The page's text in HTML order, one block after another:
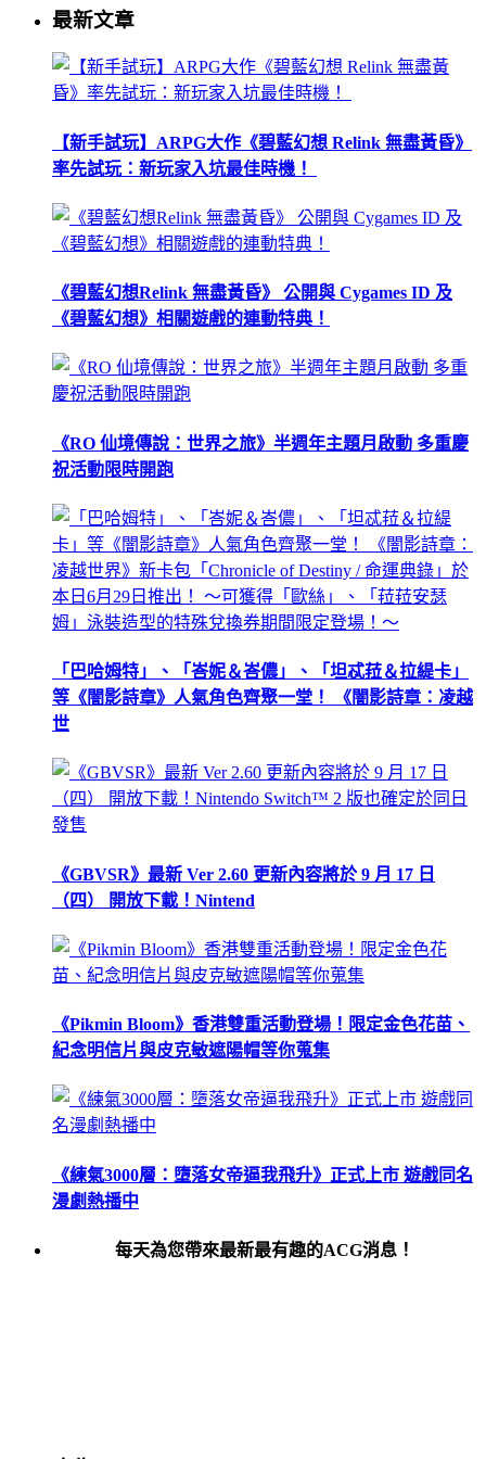
最新文章
【新手試玩】ARPG大作《碧藍幻想 Relink 無盡黃昏》
率先試玩：新玩家入坑最佳時機！
《碧藍幻想Relink 無盡黃昏》 公開與 Cygames ID 及
《碧藍幻想》相關遊戲的連動特典！
《RO 仙境傳說：世界之旅》半週年主題月啟動 多重慶
祝活動限時開跑
「巴哈姆特」、「峇妮＆峇儂」、「坦忒菈＆拉緹卡」
等《闇影詩章》人氣角色齊聚一堂！ 《闇影詩章：凌越
世
《GBVSR》最新 Ver 2.60 更新內容將於 9 月 17 日
（四） 開放下載！Nintend
《Pikmin Bloom》香港雙重活動登場！限定金色花苗、
紀念明信片與皮克敏遮陽帽等你蒐集
《練氣3000層：墮落女帝逼我飛升》正式上市 遊戲同名
漫劇熱播中
每天為您帶來最新最有趣的ACG消息！